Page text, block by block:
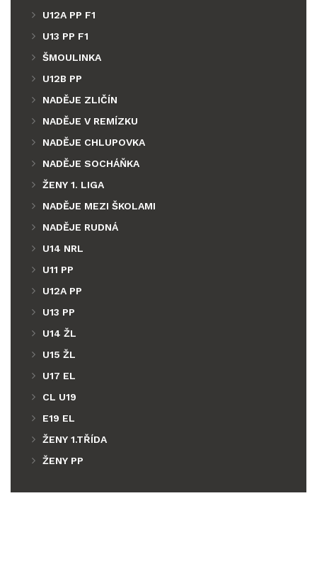
U12A PP F1
U13 PP F1
ŠMOULINKA
U12B PP
NADĚJE ZLIČÍN
NADĚJE V REMÍZKU
NADĚJE CHLUPOVKA
NADĚJE SOCHÁŇKA
ŽENY 1. LIGA
NADĚJE MEZI ŠKOLAMI
NADĚJE RUDNÁ
U14 NRL
U11 PP
U12A PP
U13 PP
U14 ŽL
U15 ŽL
U17 EL
CL U19
E19 EL
ŽENY 1.TŘÍDA
ŽENY PP